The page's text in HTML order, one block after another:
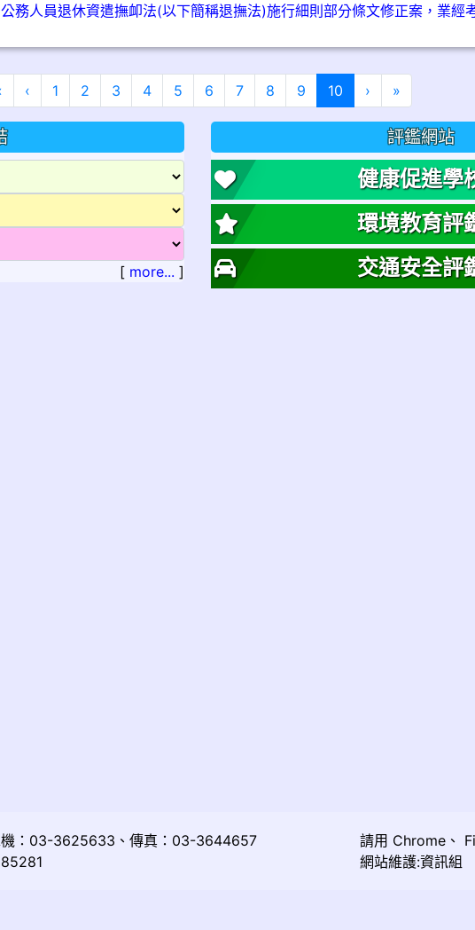
務人員退休資遣撫卹法(以下簡稱退撫法)施行細則部分條文修正案，業經
第一頁
‹ 上一頁
1 2 3 4 5 6 7 8 9 10 (目前頁次)
› 下一頁
»
[ more... ]
評鑑網站
健康促進學
環境教育評
交通安全評
機：03-3625633、傳真：03-3644657
請用 Chrome 、
網站維護:資訊組